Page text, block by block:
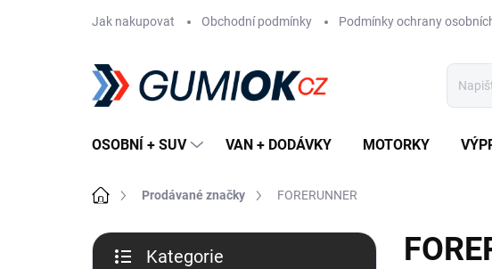
Jak nakupovat Obchodní podmínky Podmínky ochrany
OSOBNÍ + SUV VAN + DODÁVKY MOTORKY
Domů Prodávané značky FORERUNNER
P
Kategorie